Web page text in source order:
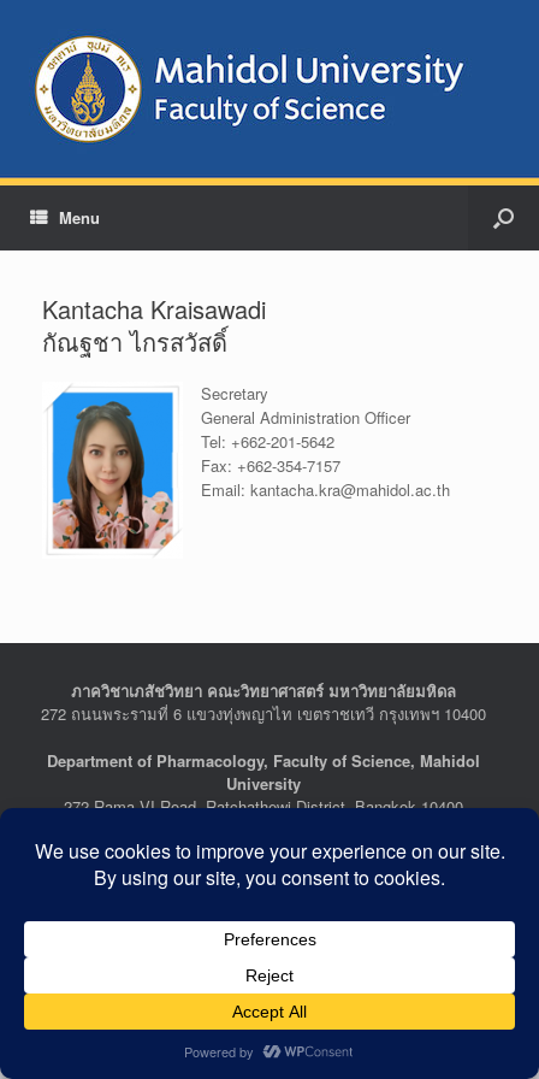
Menu
Kantacha Kraisawadi
กัณฐชา ไกรสวัสดิ์
Secretary
General Administration Officer
Tel: +662-201-5642
Fax: +662-354-7157
Email: kantacha.kra@mahidol.ac.th
ภาควิชาเภสัชวิทยา คณะวิทยาศาสตร์ มหาวิทยาลัยมหิดล
272 ถนนพระรามที่ 6 แขวงทุ่งพญาไท เขตราชเทวี กรุงเทพฯ 10400
Department of Pharmacology, Faculty of Science, Mahidol
University
272 Rama VI Road, Ratchathewi District, Bangkok 10400
Tel : +662-201-5641-2, Fax : +662-354-7157
Facebook :Department of Pharmacology
Last Updated: July 21, 2026